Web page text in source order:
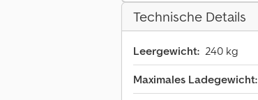
Technische Details
Leergewicht: 240 kg
Maximales Ladegewicht: